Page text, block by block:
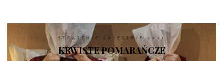
STRASZNIE ŚMIESZNIE 2021
KRWISTE POMARAŃCZE